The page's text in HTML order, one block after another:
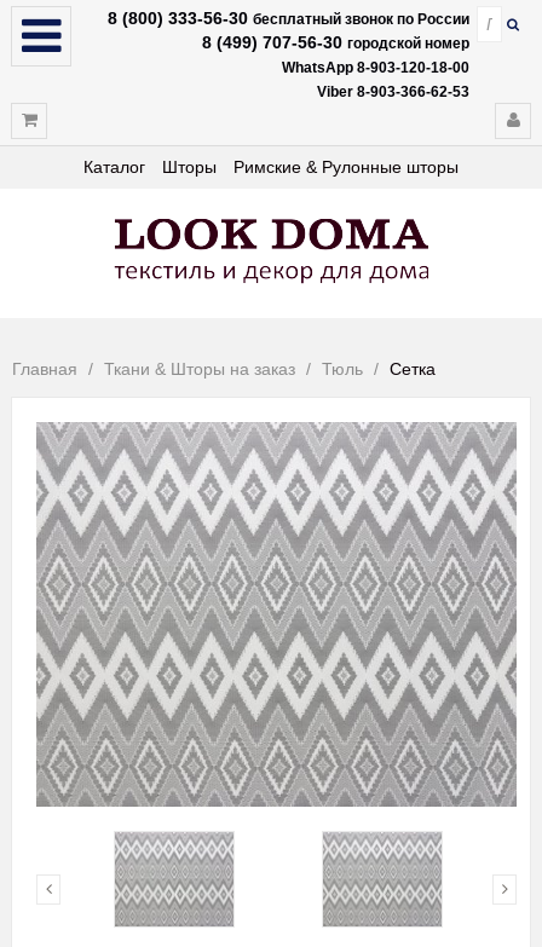
8 (800) 333-56-30 бесплатный звонок по России
8 (499) 707-56-30 городской номер
WhatsApp 8-903-120-18-00
Viber 8-903-366-62-53
Каталог Шторы Римские & Рулонные шторы
Главная Ткани & Шторы на заказ Тюль Сетка